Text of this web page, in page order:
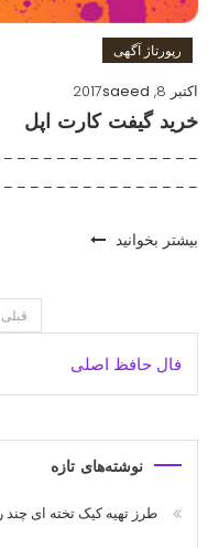
رپورتاژ آگهی
اکتبر 8, 2017
saeed
خرید گیفت کارت اپل
– – – – – – – – – – – – – –
– – – – – – – – – – – – – […]
بیشتر بخوانید
قبلی
فال حافظ اصلی
نوشته‌های تازه
طرز تهیه کیک تخته ای چند